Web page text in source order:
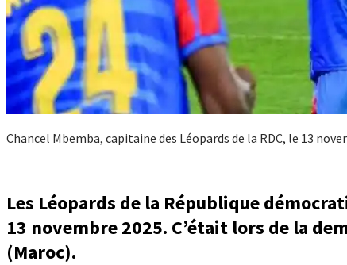
Chancel Mbemba, capitaine des Léopards de la RDC, le 13
Les Léopards de la République
13 novembre 2025. C’était lors de la
(Maroc).